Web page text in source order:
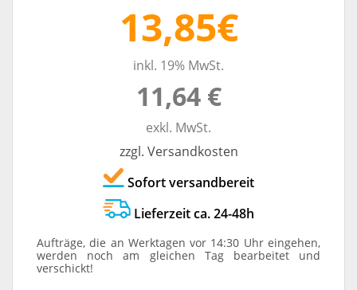
13,85€
inkl. 19% MwSt.
11,64 €
exkl. MwSt.
zzgl. Versandkosten
Sofort versandbereit
Lieferzeit ca. 24-48h
Aufträge, die an Werktagen vor 14:30 Uhr eingehen,
werden noch am gleichen Tag bearbeitet und
verschickt!